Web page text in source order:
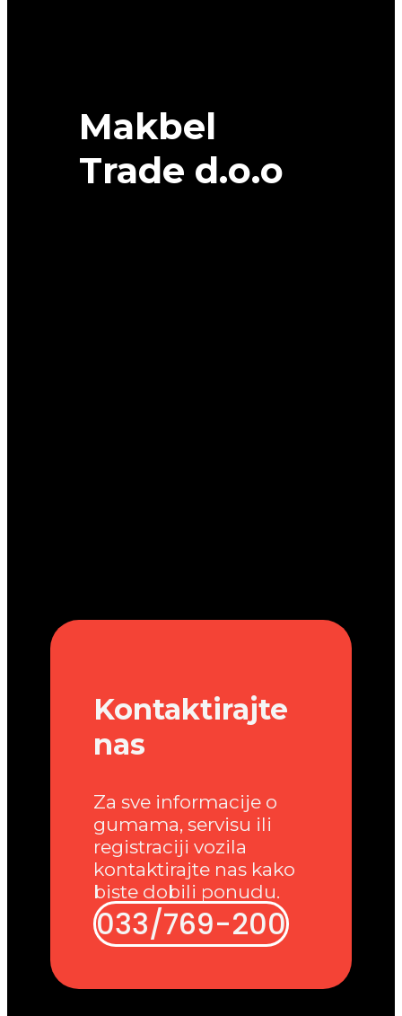
Makbel
Trade d.o.o
Kontaktirajte
nas
Za sve informacije o
gumama, servisu ili
registraciji vozila
kontaktirajte nas kako
biste dobili ponudu.
033/769-200